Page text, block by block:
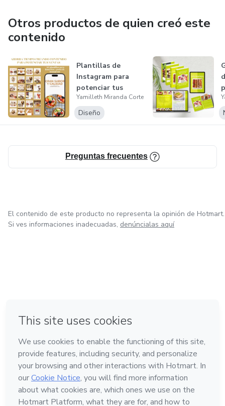
Otros productos de quien creó este
contenido
Plantillas de
Instagram para
potenciar tus
ventas
Yamilleth Miranda Corte
Diseño
Preguntas frecuentes
El contenido de este producto no representa la opinión de Hotmart.
Si ves informaciones inadecuadas, denúncialas aquí
Hecho con❤ en Belo Horizonte
Conoce Hotmart
Idioma